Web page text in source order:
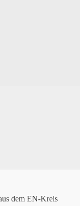
dem EN-Kreis